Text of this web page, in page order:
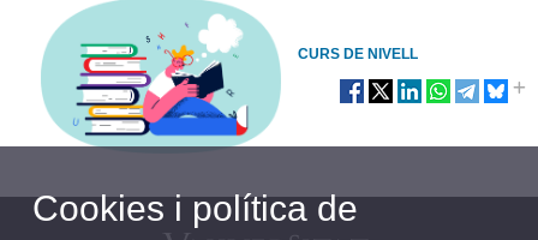
CURS DE NIVELL
Cookies i política de